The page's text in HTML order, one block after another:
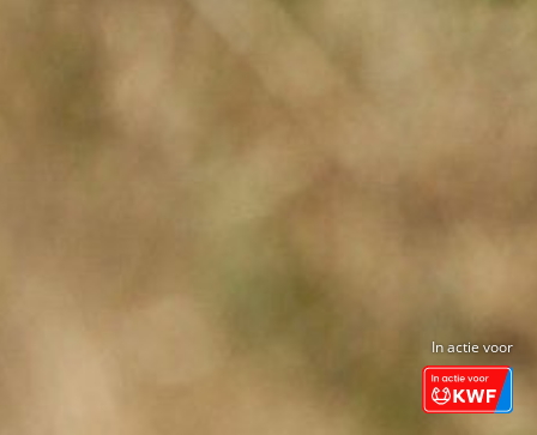
In actie voor